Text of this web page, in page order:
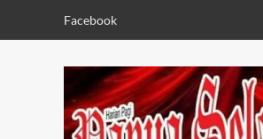
Facebook